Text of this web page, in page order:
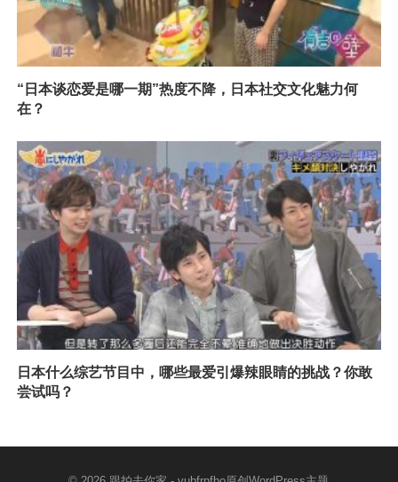
“日本谈恋爱是哪一期”热度不降，日本社交文化魅力何
在？
日本什么综艺节目中，哪些最爱引爆辣眼睛的挑战？你敢
尝试吗？